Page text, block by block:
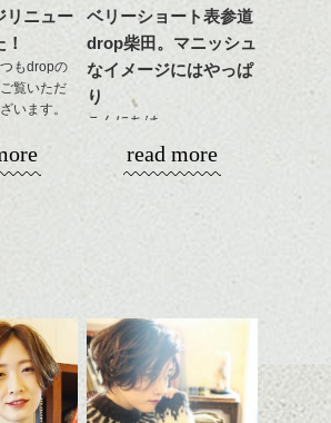
ングが
イルやワ
せるだけ
イルチェ
に合った
グの事やお手入れ方法な
是非なんでもご相談して
下さいね。
シバタ
を綺麗
あるカラ
スして透
と
入れも簡
ル、バー
整しやす
なじませ
よ。
をドライした後、
ワックスとオイルを混ぜ
ながらもみこみ、なじま
せます。
質感をかるくととのえな
のも良い感じです。
シバタ
リニュー
もdropの
覧いただ
います。
に合わ
遅くなり
楽しみ
ベリーショート表参道
drop柴田。マニッシュ
なイメージにはやっぱ
り
こんにちは、
明けましておめでとうご
お願い致します！
ますね。
ヘアーも雰囲気を変えた
い、なんていう方結構い
るのではないでしょう
read more